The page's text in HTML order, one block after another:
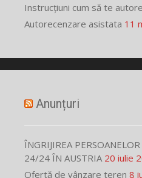
Instrucțiuni cum să te
Autorecenzare asistata 11
Anunțuri
ÎNGRIJIREA
24/24 ÎN AUSTRIA 20 iulie
Ofertă de vânzare teren 8